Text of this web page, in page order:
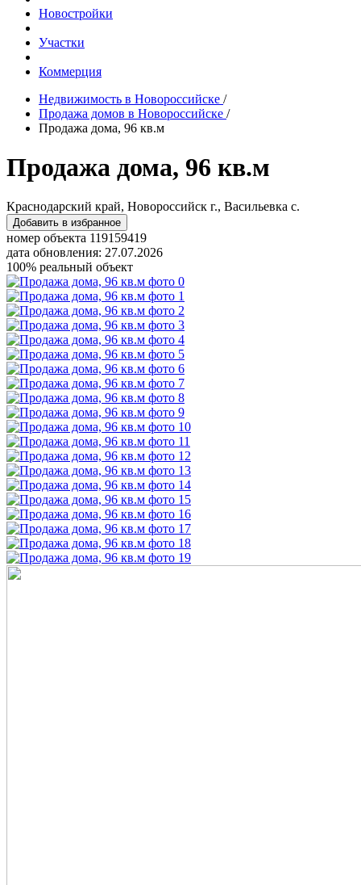
Новостройки
Участки
Коммерция
Недвижимость в Новороссийске /
Продажа домов в Новороссийске /
Продажа дома, 96 кв.м
Продажа дома, 96 кв.м
Краснодарский край, Новороссийск г., Васильевка с.
Добавить в избранное
номер объекта 119159419
дата обновления: 27.07.2026
100% реальный объект